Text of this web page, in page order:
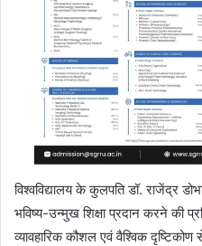
विश्वविद्यालय के कुलपति डॉ. राजेंद्र
भविष्य-उन्मुख शिक्षा प्रदान करने की
व्यावहारिक कौशल एवं वैश्विक